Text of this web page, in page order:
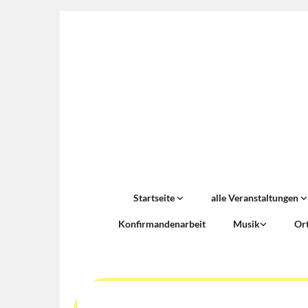
Startseite alle Veranstaltungen
Konfirmandenarbeit Musik